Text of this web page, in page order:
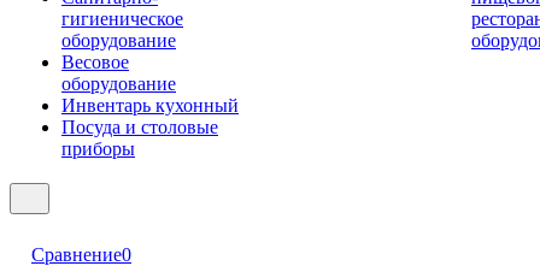
гигиеническое
оборудование
Весовое
оборудование
Инвентарь кухонный
Посуда и столовые
приборы
Сравнение0